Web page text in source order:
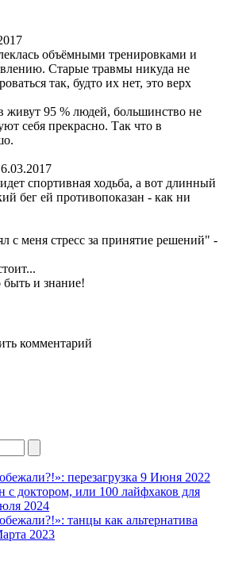
объёмными тренировками и
Старые травмы никуда не
так, будто их нет, это верх
95 % людей, большинство не
себя прекрасно. Так что в
спортивная ходьба, а вот длинный
бег ей противопоказан - как ни
с меня стресс за принятие решений" -
и знание!
комментарий
перезагрузка 9 Июня 2022
с доктором, или 100 лайфхаков для
2024
танцы как альтернатива
2023